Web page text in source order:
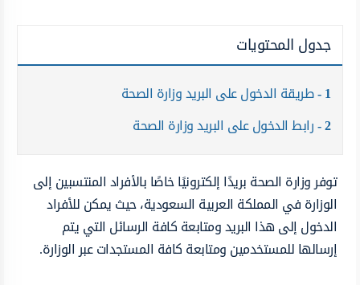
جدول المحتويات
1 طريقة الدخول على البريد وزارة الصحة
2 رابط الدخول على البريد وزارة الصحة
توفر وزارة الصحة بريدًا إلكترونيًا خاصًا بالأفراد المنتسبين إلى
الوزارة في المملكة العربية السعودية، حيث يمكن للأفراد
الدخول إلى هذا البريد ومتابعة كافة الرسائل التي يتم
إرسالها للمستخدمين ومتابعة كافة المستجدات عبر الوزارة.